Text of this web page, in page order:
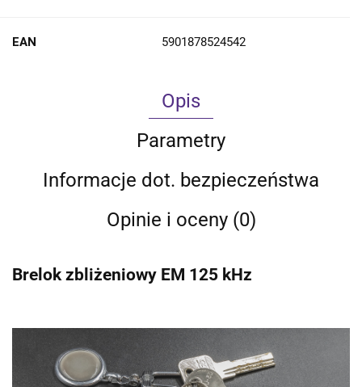
EAN 5901878524542
Opis
Parametry
Informacje dot. bezpieczeństwa
Opinie i oceny (0)
Brelok zbliżeniowy EM 125 kHz